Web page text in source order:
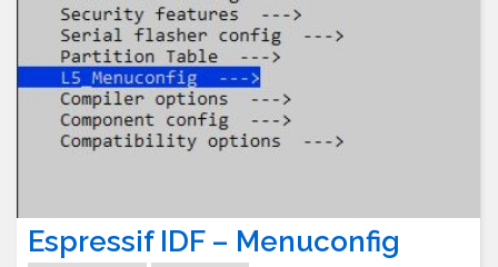
Espressif IDF – Menuconfig